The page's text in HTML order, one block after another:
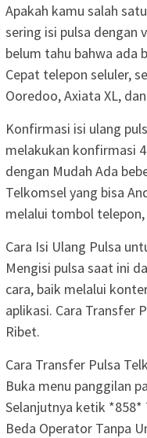
Apakah kamu salah
sering isi pulsa dengan
belum tahu bahwa ada
Cepat telepon seluler,
Ooredoo, Axiata XL,
Konfirmasi isi ulang
melakukan konfirmasi
dengan Mudah Ada
Telkomsel yang bisa
melalui tombol telepon,
Cara Isi Ulang Pulsa
Mengisi pulsa saat ini
cara, baik melalui
aplikasi. Cara Transfer
Ribet.
Cara Transfer Pulsa
Buka menu panggilan
Selanjutnya ketik *858*
Beda Operator Tanpa